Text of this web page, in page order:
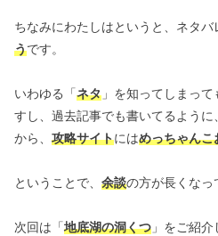
ちなみにわたしはというと、ネタバ
うです。
いわゆる「ネタ 」を知ってしまっ
すし、過去記事でも書いてるように
から、 攻略サイトにはめっちゃんこ
ということで、 余談の方が長くなっ
次回は「地底湖の洞くつ 」をご紹介